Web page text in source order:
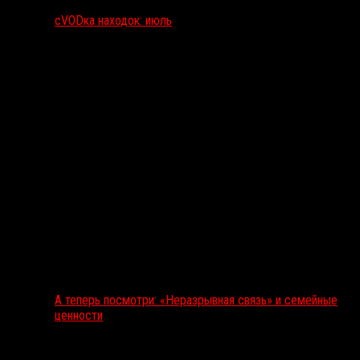
сVODка находок: июль
А теперь посмотри: «Неразрывная связь» и семейные
ценности